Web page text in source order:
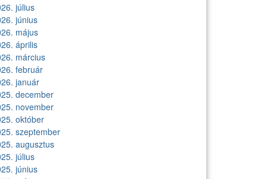
július
június
május
április
március
február
január
december
november
október
szeptember
augusztus
július
június